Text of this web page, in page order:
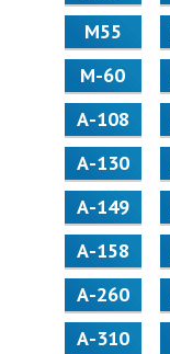
М55
M-60
А-108
А-130
А-149
А-158
А-260
А-310